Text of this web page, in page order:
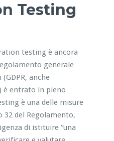
Testing
testing è ancora
generale
anche
è entrato in pieno
è una delle misure
32 del Regolamento,
di istituire “una